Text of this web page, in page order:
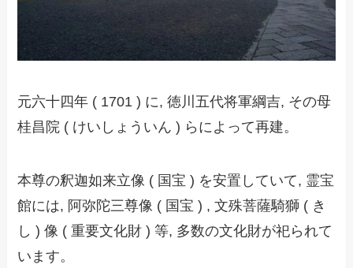
元六十四年 ( 1701 ) に, 徳川五代将軍綱吉, その母
桂昌院 ( けいしょういん ) らによって再建。
本尊の釈迦如来立像 ( 国宝 ) を安置していて, 霊宝
館には, 阿弥陀三尊像 ( 国宝 ) , 文殊菩薩騎獅 ( き
し ) 像 ( 重要文化財 ) 等, 多数の文化財が祀られて
います。